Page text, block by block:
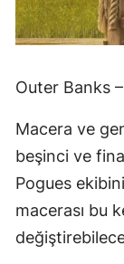
Outer Banks
Macera ve
beşinci ve
Pogues
macerası bu